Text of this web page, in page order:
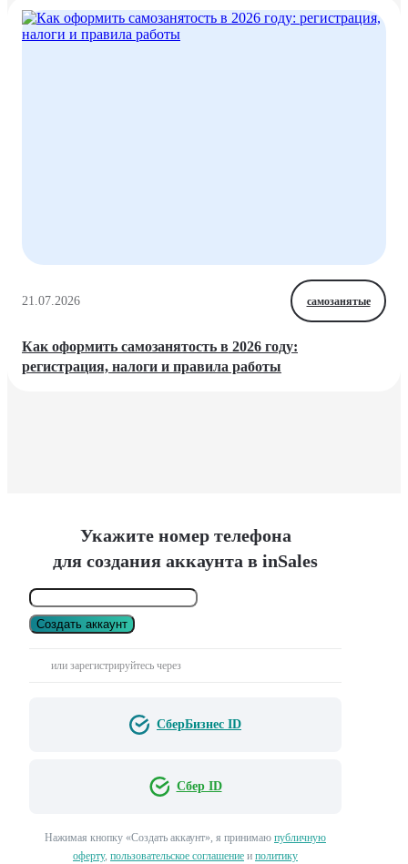
21.07.2026 самозанятые
Как оформить самозанятость в 2026 году:
регистрация, налоги и правила работы
Укажите номер телефона
для создания аккаунта в inSales
Создать аккаунт
или зарегистрируйтесь через
СберБизнес ID
Сбер ID
Нажимая кнопку «Создать аккаунт», я принимаю публичную
оферту, пользовательское соглашение и политику